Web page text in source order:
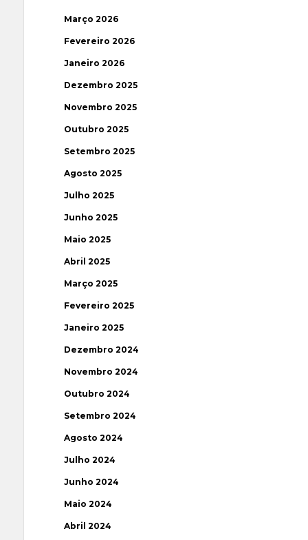
Março 2026
Fevereiro 2026
Janeiro 2026
Dezembro 2025
Novembro 2025
Outubro 2025
Setembro 2025
Agosto 2025
Julho 2025
Junho 2025
Maio 2025
Abril 2025
Março 2025
Fevereiro 2025
Janeiro 2025
Dezembro 2024
Novembro 2024
Outubro 2024
Setembro 2024
Agosto 2024
Julho 2024
Junho 2024
Maio 2024
Abril 2024